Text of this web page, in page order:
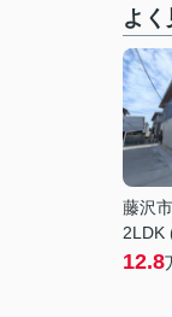
よ
藤沢
2LDK
12.8